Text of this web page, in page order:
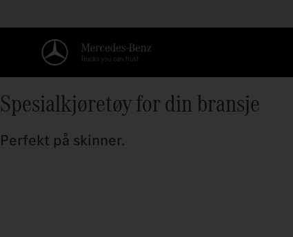
Spesialkjøretøy for din bransje
Perfekt på skinner.